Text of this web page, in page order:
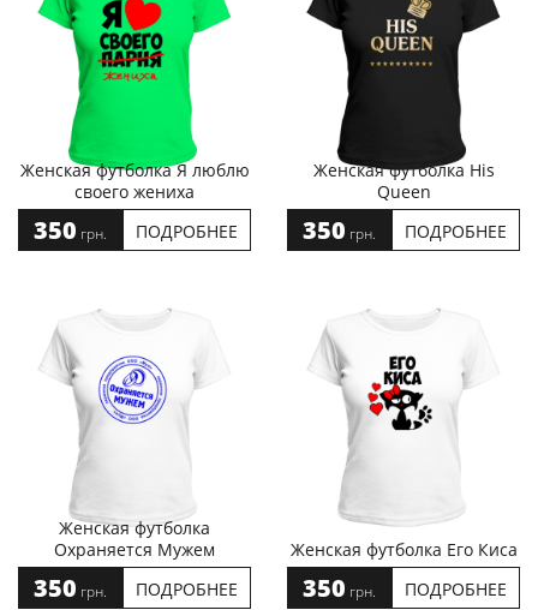
Женская футболка Я люблю
своего жениха
350 грн. ПОДРОБНЕЕ
Женская футболка His
Queen
350 грн. ПОДРОБНЕЕ
Женская футболка
Охраняется Мужем
350 грн. ПОДРОБНЕЕ
Женская футболка Его Киса
350 грн. ПОДРОБНЕЕ